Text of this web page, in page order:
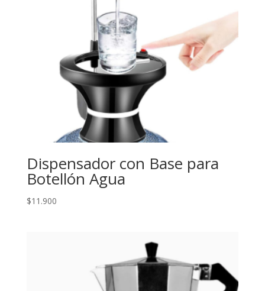
Dispensador con Base para
Botellón Agua
$11.900